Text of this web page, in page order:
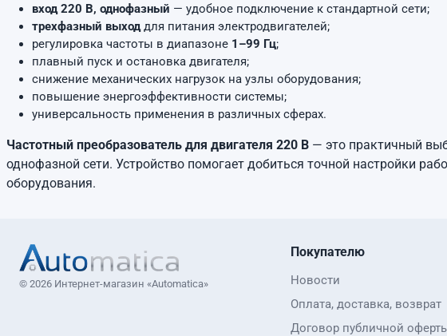
вход 220 В, однофазный — удобное подключение к стандартной сети;
трехфазный выходдля питания электродвигателей;
регулировка частоты в диапазоне 1–99 Гц;
плавный пуск и остановка двигателя;
снижение механических нагрузок на узлы оборудования;
повышение энергоэффективности системы;
универсальность применения в различных сферах.
Частотный преобразователь для двигателя 220 В — это практичный
однофазной сети. Устройство помогает добиться точной настройки
оборудования.
Покупателю
Новости
Оплата, доставка, возврат
Договор публичной
© 2026 Интернет-магазин «Automatica»